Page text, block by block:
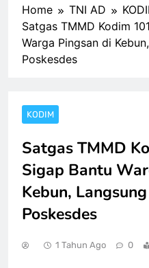
Home TNI AD
Satgas TMMD Kodim
Warga Pingsan di
Poskesdes
KODIM
Satgas TMMD
Sigap Bantu
Kebun,
Poskesdes
1 Tahun Ago 0